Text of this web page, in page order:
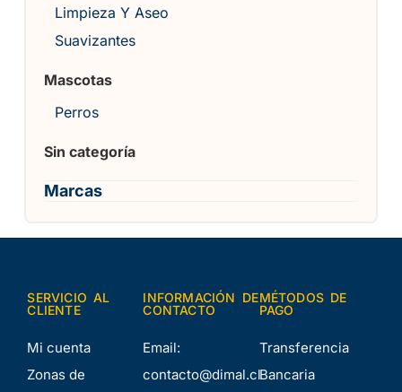
Limpieza Y Aseo
Suavizantes
Mascotas
Perros
Sin categoría
Marcas
SERVICIO AL
CLIENTE
Mi cuenta
Zonas de
INFORMACIÓN DE
CONTACTO
Email:
contacto@dimal.cl
MÉTODOS DE
PAGO
Transferencia
Bancaria